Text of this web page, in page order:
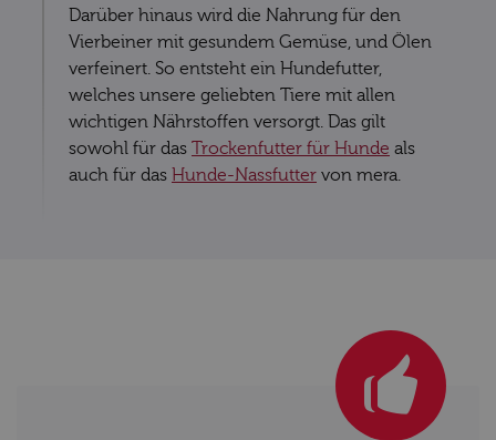
Darüber hinaus wird die Nahrung für den
Vierbeiner mit gesundem Gemüse, und Ölen
verfeinert. So entsteht ein Hundefutter,
welches unsere geliebten Tiere mit allen
wichtigen Nährstoffen versorgt. Das gilt
sowohl für das Trockenfutter für Hunde als
auch für das Hunde-Nassfutter von mera.